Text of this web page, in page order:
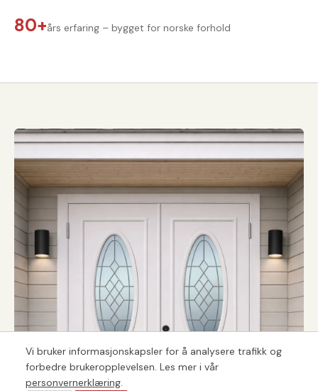
80+års erfaring – bygget for norske forhold
Vi bruker informasjonskapsler for å analysere trafikk og
forbedre brukeropplevelsen. Les mer i vår
personvernerklæring.